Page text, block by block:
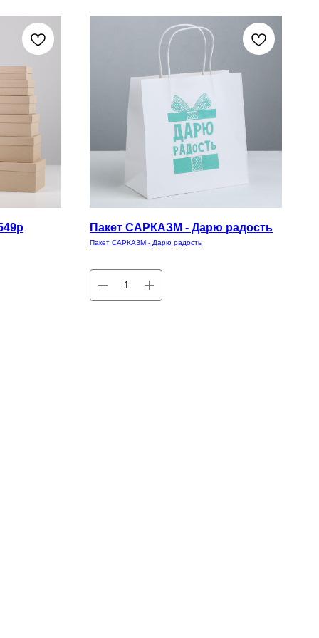
Пакет САРКАЗМ - Дарю радость
Пакет САРКАЗМ - Дарю радость